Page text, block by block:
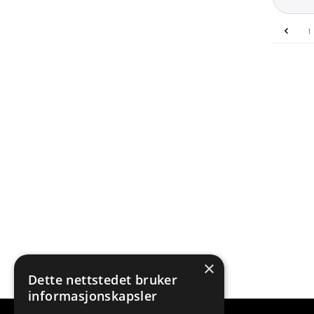
1
×
Dette nettstedet bruker
informasjonskapsler